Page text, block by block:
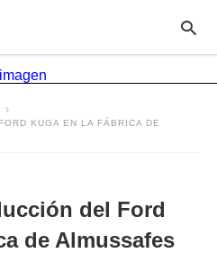
KUGA EN LA FÁBRICA DE
del Ford
de Almussafes